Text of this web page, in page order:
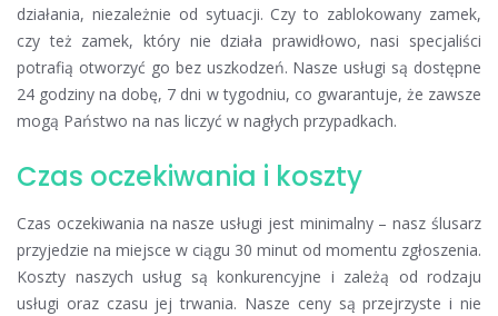
działania, niezależnie od sytuacji. Czy to zablokowany zamek,
czy też zamek, który nie działa prawidłowo, nasi specjaliści
potrafią otworzyć go bez uszkodzeń. Nasze usługi są dostępne
24 godziny na dobę, 7 dni w tygodniu, co gwarantuje, że zawsze
mogą Państwo na nas liczyć w nagłych przypadkach.
Czas oczekiwania i koszty
Czas oczekiwania na nasze usługi jest minimalny – nasz ślusarz
przyjedzie na miejsce w ciągu 30 minut od momentu zgłoszenia.
Koszty naszych usług są konkurencyjne i zależą od rodzaju
usługi oraz czasu jej trwania. Nasze ceny są przejrzyste i nie